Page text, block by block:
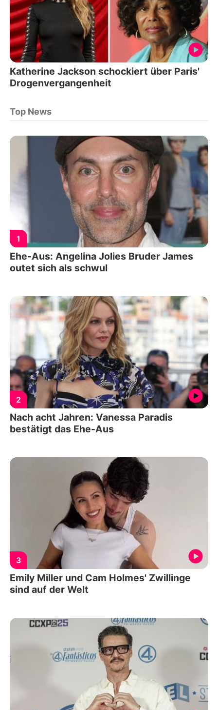
Katherine Jackson schockiert über Paris'
Drogenvergangenheit
Top News
1
Ehe-Aus: Angelina Jolies Bruder James
outet sich als schwul
2
Nach acht Jahren: Vanessa Paradis
bestätigt das Ehe-Aus
3
Emily Miller und Cam Holmes' Zwillinge
sind auf der Welt